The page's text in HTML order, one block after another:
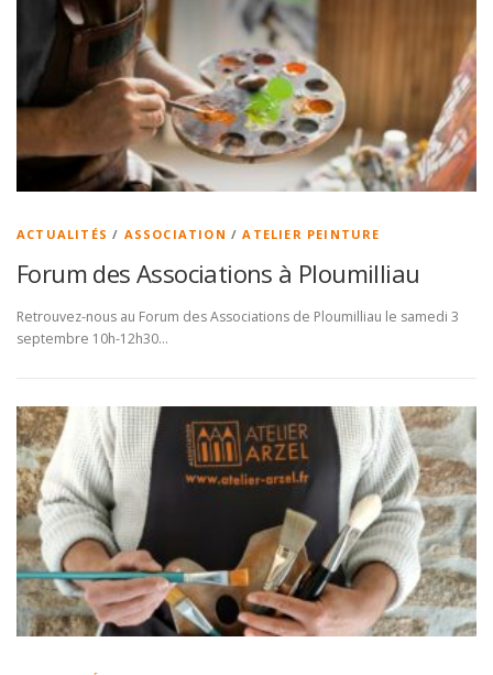
ACTUALITÉS / ASSOCIATION /ATELIER PEINTURE
Forum des Associations à Ploumilliau
Retrouvez-nous au Forum des Associations de Ploumilliau le samedi 3
septembre 10h-12h30…